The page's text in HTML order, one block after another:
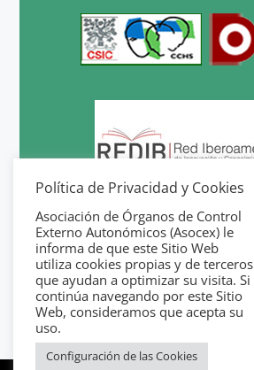
Política de Privacidad y Cookies
Asociación de Órganos de Control
Externo Autonómicos (Asocex) le
informa de que este Sitio Web
utiliza cookies propias y de terceros
que ayudan a optimizar su visita. Si
continúa navegando por este Sitio
Web, consideramos que acepta su
uso.
Configuración de las Cookies